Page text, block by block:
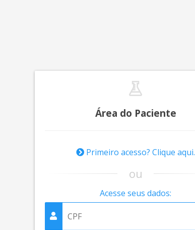
Área do Paciente
Primeiro acesso? Clique aqui.
ou
Acesse seus dados: